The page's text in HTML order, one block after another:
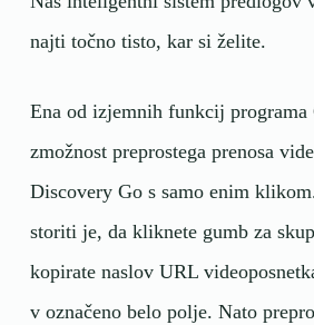
najti točno tisto, kar si želite.
Ena od izjemnih funkcij
zmožnost preprostega prenosa
Discovery Go s samo enim
storiti je, da kliknete gumb za
kopirate naslov URL
v označeno belo polje. Nato